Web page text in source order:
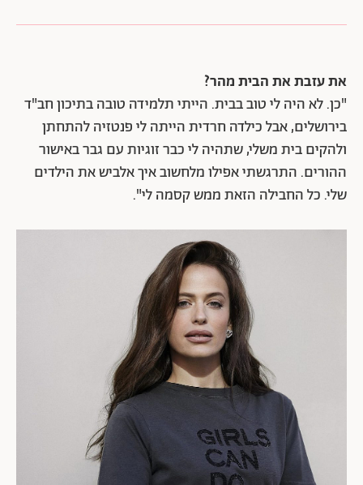
את עזבת את הבית מהר?
"כן. לא היה לי טוב בבית. הייתי תלמידה טובה בתיכון חב"ד
בירושלים, אבל כילדה חרדית הייתה לי פנטזיה להתחתן
ולהקים בית משלי, שתהיה לי כבר זוגיות עם גבר באישור
ההורים. התרגשתי אפילו מלחשוב איך אלביש את הילדים
שלי. כל החבילה הזאת ממש קסמה לי".